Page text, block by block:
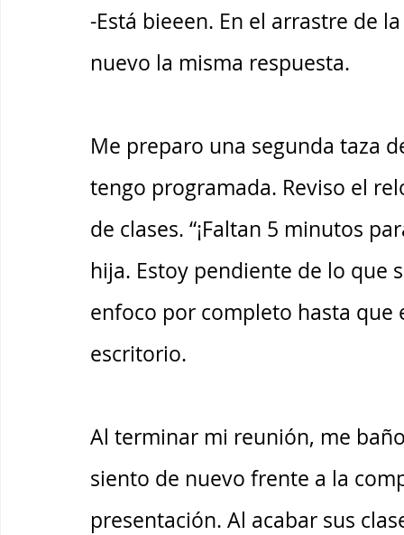
-Está bieeen. En el arrastre de
nuevo la misma respuesta.
Me preparo una segunda taza
tengo programada. Reviso el
de clases. “¡Faltan 5 minutos
hija. Estoy pendiente de lo que
enfoco por completo hasta
escritorio.
Al terminar mi reunión, me
siento de nuevo frente a la
presentación. Al acabar sus